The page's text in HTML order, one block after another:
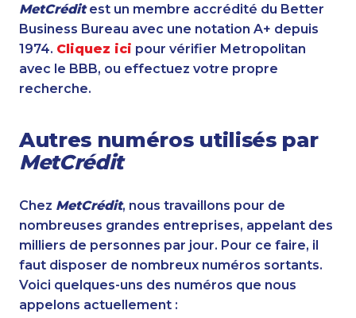
MetCréditest un membre accrédité du Better
Business Bureau avec une notation A+ depuis
1974. Cliquez ici pour vérifier Metropolitan
avec le BBB, ou effectuez votre propre
recherche.
Autres numéros utilisés par
MetCrédit
Chez MetCrédit, nous travaillons pour de
nombreuses grandes entreprises, appelant des
milliers de personnes par jour. Pour ce faire, il
faut disposer de nombreux numéros sortants.
Voici quelques-uns des numéros que nous
appelons actuellement :